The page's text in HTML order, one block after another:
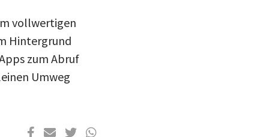
vollwertigen
Hintergrund
zum Abruf
Umweg